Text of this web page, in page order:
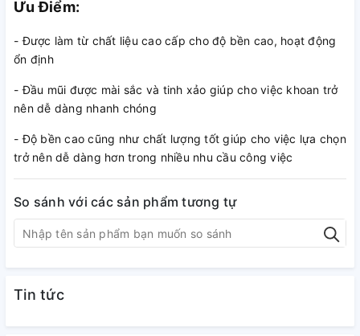
Ưu Điểm:
- Được làm từ chất liệu cao cấp cho độ bền cao, hoạt động
ổn định
- Đầu mũi được mài sắc và tinh xảo giúp cho việc khoan trở
nên dễ dàng nhanh chóng
- Độ bền cao cũng như chất lượng tốt giúp cho việc lựa chọn
trở nên dễ dàng hơn trong nhiều nhu cầu công việc
So sánh với các sản phẩm tương tự
Tin tức